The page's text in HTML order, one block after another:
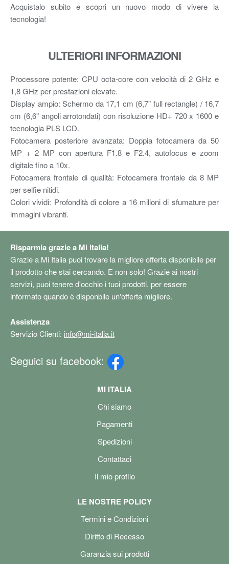
Acquistalo subito e scopri un nuovo modo di vivere la
tecnologia!
ULTERIORI INFORMAZIONI
Processore potente: CPU octa-core con velocità di 2 GHz e
1,8 GHz per prestazioni elevate.
Display ampio: Schermo da 17,1 cm (6,7" full rectangle) / 16,7
cm (6,6" angoli arrotondati) con risoluzione HD+ 720 x 1600 e
tecnologia PLS LCD.
Fotocamera posteriore avanzata: Doppia fotocamera da 50
MP + 2 MP con apertura F1.8 e F2.4, autofocus e zoom
digitale fino a 10x.
Fotocamera frontale di qualità: Fotocamera frontale da 8 MP
per selfie nitidi.
Colori vividi: Profondità di colore a 16 milioni di sfumature per
immagini vibranti.
Risparmia grazie a Mi Italia!
Grazie a Mi Italia puoi trovare la migliore offerta disponibile per
il prodotto che stai cercando. E non solo! Grazie ai nostri
servizi, puoi tenere d'occhio i tuoi prodotti, per essere
informato quando è disponbile un'offerta migliore.
Assistenza
Servizio Clienti: info@mi-italia.it
Seguici su facebook:
MI ITALIA
Chi siamo
Pagamenti
Spedizioni
Contattaci
Il mio profilo
LE NOSTRE POLICY
Termini e Condizioni
Diritto di Recesso
Garanzia sui prodotti